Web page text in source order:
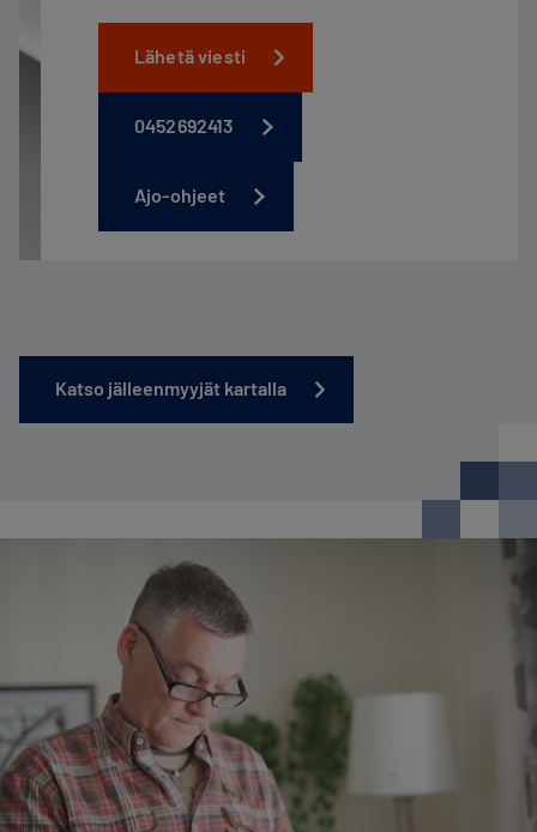
Lähetä viesti
0452692413
Ajo-ohjeet
Katso jälleenmyyjät kartalla